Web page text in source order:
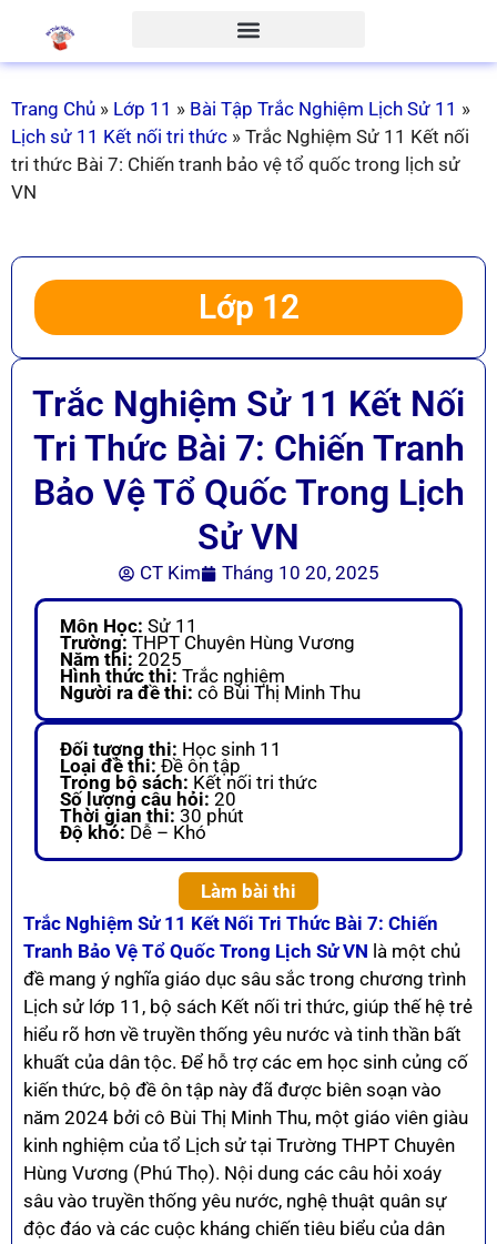
Trang Chủ » Lớp 11 » Bài Tập Trắc Nghiệm Lịch Sử 11 »
Lịch sử 11 Kết nối tri thức » Trắc Nghiệm Sử 11 Kết nối
tri thức Bài 7: Chiến tranh bảo vệ tổ quốc trong lịch sử
VN
Lớp 12
Trắc Nghiệm Sử 11 Kết Nối
Tri Thức Bài 7: Chiến Tranh
Bảo Vệ Tổ Quốc Trong Lịch
Sử VN
CT Kim Tháng 10 20, 2025
Môn Học: Sử 11
Trường: THPT Chuyên Hùng Vương
Năm thi: 2025
Hình thức thi: Trắc nghiệm
Người ra đề thi: cô Bùi Thị Minh Thu
Đối tượng thi: Học sinh 11
Loại đề thi: Đề ôn tập
Trong bộ sách: Kết nối tri thức
Số lượng câu hỏi: 20
Thời gian thi: 30 phút
Độ khó: Dễ – Khó
Làm bài thi
Trắc Nghiệm Sử 11 Kết Nối Tri Thức Bài 7: Chiến
Tranh Bảo Vệ Tổ Quốc Trong Lịch Sử VN là một chủ
đề mang ý nghĩa giáo dục sâu sắc trong chương trình
Lịch sử lớp 11, bộ sách Kết nối tri thức, giúp thế hệ trẻ
hiểu rõ hơn về truyền thống yêu nước và tinh thần bất
khuất của dân tộc. Để hỗ trợ các em học sinh củng cố
kiến thức, bộ đề ôn tập này đã được biên soạn vào
năm 2024 bởi cô Bùi Thị Minh Thu, một giáo viên giàu
kinh nghiệm của tổ Lịch sử tại Trường THPT Chuyên
Hùng Vương (Phú Thọ). Nội dung các câu hỏi xoáy
sâu vào truyền thống yêu nước, nghệ thuật quân sự
độc đáo và các cuộc kháng chiến tiêu biểu của dân